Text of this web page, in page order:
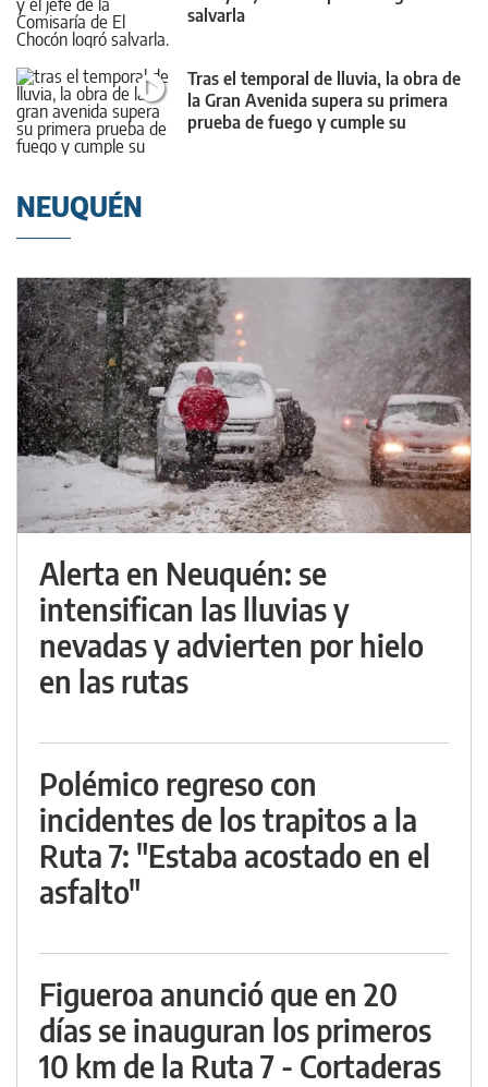
salvarla
Tras el temporal de lluvia, la obra de
la Gran Avenida supera su primera
prueba de fuego y cumple su
NEUQUÉN
Alerta en Neuquén: se
intensifican las lluvias y
nevadas y advierten por hielo
en las rutas
Polémico regreso con
incidentes de los trapitos a la
Ruta 7: "Estaba acostado en el
asfalto"
Figueroa anunció que en 20
días se inauguran los primeros
10 km de la Ruta 7 - Cortaderas